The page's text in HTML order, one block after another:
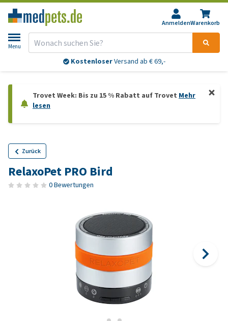
AnmeldenWarenkorb
Menu
KostenloserVersand ab € 69,-
Trovet Week: Bis zu 15 % Rabatt auf Trovet Mehr
lesen
Zurück
RelaxoPet PRO Bird
0 Bewertungen